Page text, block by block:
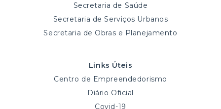
Secretaria de Saúde
Secretaria de Serviços Urbanos
Secretaria de Obras e Planejamento
Links Úteis
Centro de Empreendedorismo
Diário Oficial
Covid-19